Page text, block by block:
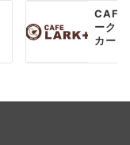
CAFE
ーク
カー